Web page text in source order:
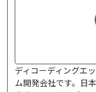
ディコーディングエ
ム開発会社です。日